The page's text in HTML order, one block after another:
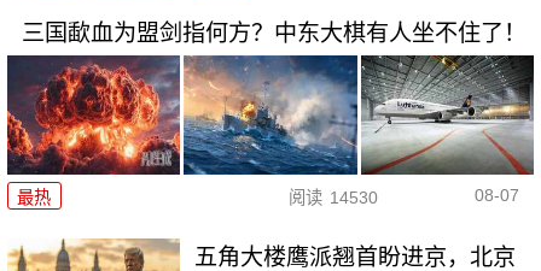
三国歃血为盟剑指何方？中东大棋有人坐不住了！
最热 阅读 14530 08-07
五角大楼鹰派翘首盼进京，北京